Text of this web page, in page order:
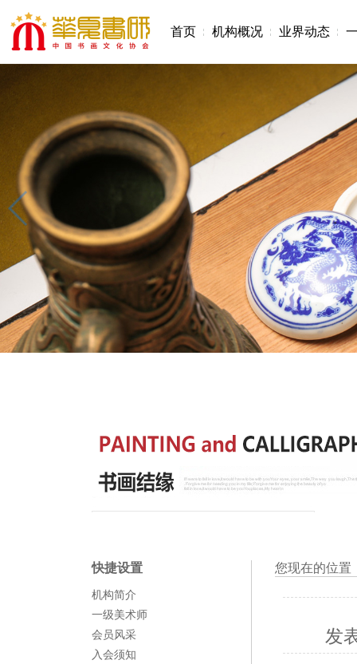
首页 机构概况 业界动态
快捷设置
机构简介
一级美术师
会员风采
入会须知
您现在的位置
发